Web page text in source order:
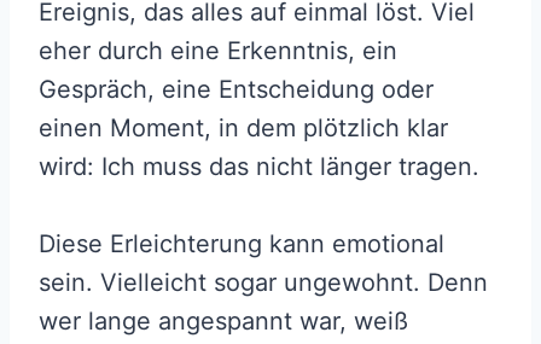
Ereignis, das alles auf einmal löst. Viel
eher durch eine Erkenntnis, ein
Gespräch, eine Entscheidung oder
einen Moment, in dem plötzlich klar
wird: Ich muss das nicht länger tragen.
Diese Erleichterung kann emotional
sein. Vielleicht sogar ungewohnt. Denn
wer lange angespannt war, weiß